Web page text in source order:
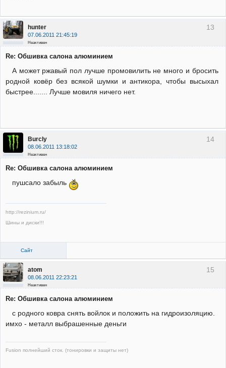
13
hunter
07.06.2011 21:45:19
Неактивен
Re: Обшивка салона алюминием
А может ржавый пол лучше промовилить не много и бросить
родной ковёр без всякой шумки и антикора, чтобы высыхал
быстрее....... Лучше мовиля ничего нет.
14
Burcly
08.06.2011 13:18:02
Неактивен
Re: Обшивка салона алюминием
пушсало забыль
http://rezinium.ru/
Шины и диски!!!
Сайт
15
atom
08.06.2011 22:23:21
Неактивен
Re: Обшивка салона алюминием
с родного ковра снять войлок и положить на гидроизоляцию.
имхо - металл выбрашенные деньги
Fusion полнейший сток. (тонировки и защиты нет)